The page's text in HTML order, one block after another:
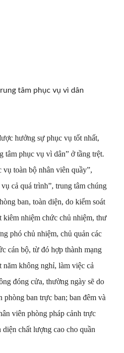
tâm phục vụ vì dân
hưởng sự phục vụ tốt nhất,
tâm phục vụ vì dân” ở tầng trệt.
toàn bộ nhân viên quầy”,
cả quá trình”, trung tâm chúng
ban, toàn diện, do kiểm soát
kiêm nhiệm chức chủ nhiệm, thư
phó chủ nhiệm, chủ quản các
cán bộ, từ đó hợp thành mạng
không nghỉ, làm việc cả
đóng cửa, thường ngày sẽ do
phòng ban trực ban; ban đêm và
viên phòng pháp cảnh trực
chất lượng cao cho quần